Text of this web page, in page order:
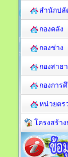
สำนักปลั
กองคลัง
กองช่าง
กองสาธ
กองการ
หน่วยตร
โครงสร้า